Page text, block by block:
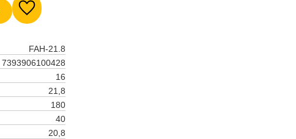
Lägg till i favoriter
FAH-21.8
7393906100428
16
21,8
180
40
20,8